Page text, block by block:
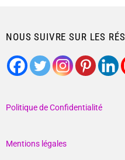
NOUS SUIVRE SUR LES
Politique de Confidentialité
Mentions légales